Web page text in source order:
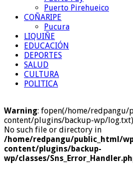
Puerto Pirehueico
COÑARIPE
Pucura
LIQUIÑE
EDUCACIÓN
DEPORTES
SALUD
CULTURA
POLITICA
Warning: fopen(/home/
content/plugins/backup-wp/
No such file or directory in
/home/redpangu/public_html/
content/plugins/backup-
wp/classes/